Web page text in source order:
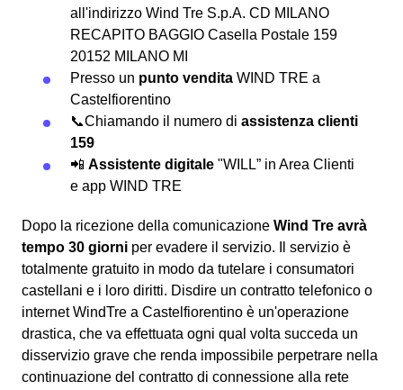
all'indirizzo Wind Tre S.p.A. CD MILANO
RECAPITO BAGGIO Casella Postale 159
20152 MILANO MI
Presso un punto vendita WIND TRE a
Castelfiorentino
📞Chiamando il numero di assistenza clienti
159
📲 Assistente digitale "WILL” in Area Clienti
e app WIND TRE
Dopo la ricezione della comunicazione Wind Tre avrà
tempo 30 giorni per evadere il servizio. Il servizio è
totalmente gratuito in modo da tutelare i consumatori
castellani e i loro diritti. Disdire un contratto telefonico o
internet WindTre a Castelfiorentino è un'operazione
drastica, che va effettuata ogni qual volta succeda un
disservizio grave che renda impossibile perpetrare nella
continuazione del contratto di connessione alla rete